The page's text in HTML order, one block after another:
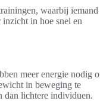
waarbij iemand
in hoe snel en
meer energie nodig
in beweging te
dan lichtere individuen.